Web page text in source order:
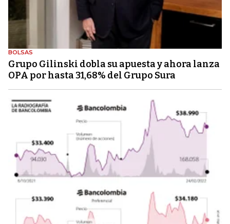
BOLSAS
Grupo Gilinski dobla su apuesta y ahora lanza
OPA por hasta 31,68% del Grupo Sura